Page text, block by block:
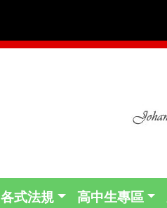
各式法規 高中生專區